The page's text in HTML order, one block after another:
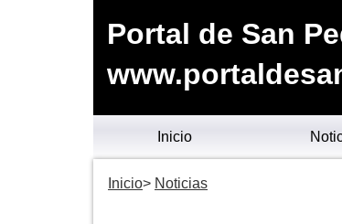
Portal de San
Inicio
Inicio Noticias